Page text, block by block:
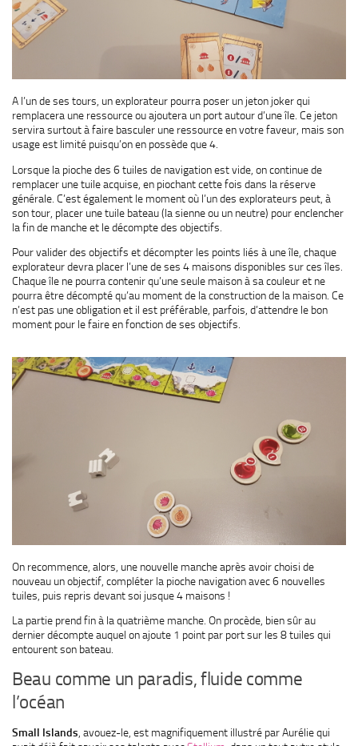
A l’un de ses tours, un explorateur pourra poser un jeton joker qui
remplacera une ressource ou ajoutera un port autour d’une île. Ce jeton
servira surtout à faire basculer une ressource en votre faveur, mais son
usage est limité puisqu’on en possède que 4.
Lorsque la pioche des 6 tuiles de navigation est vide, on continue de
remplacer une tuile acquise, en piochant cette fois dans la réserve
générale. C’est également le moment où l’un des explorateurs peut, à
son tour, placer une tuile bateau (la sienne ou un neutre) pour enclencher
la fin de manche et le décompte des objectifs.
Pour valider des objectifs et décompter les points liés à une île, chaque
explorateur devra placer l’une de ses 4 maisons disponibles sur ces îles.
Chaque île ne pourra contenir qu’une seule maison à sa couleur et ne
pourra être décompté qu’au moment de la construction de la maison. Ce
n’est pas une obligation et il est préférable, parfois, d’attendre le bon
moment pour le faire en fonction de ses objectifs.
On recommence, alors, une nouvelle manche après avoir choisi de
nouveau un objectif, compléter la pioche navigation avec 6 nouvelles
tuiles, puis repris devant soi jusque 4 maisons !
La partie prend fin à la quatrième manche. On procède, bien sûr au
dernier décompte auquel on ajoute 1 point par port sur les 8 tuiles qui
entourent son bateau.
Beau comme un paradis, fluide comme
l’océan
Small Islands , avouez-le, est magnifiquement illustré par Aurélie qui